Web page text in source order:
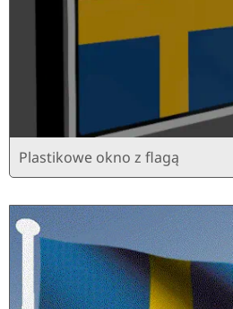
Plastikowe okno z flagą